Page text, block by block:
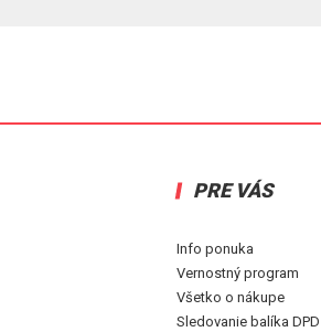
PRE VÁS
Info ponuka
Vernostný program
Všetko o nákupe
Sledovanie balíka DPD